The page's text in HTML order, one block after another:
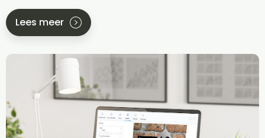
Lees meer